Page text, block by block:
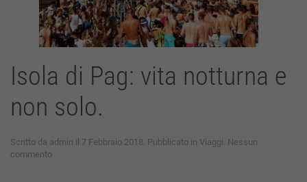
Isola di Pag: vita notturna e
non solo.
Scritto da admin il 7 Febbraio 2018. Pubblicato in Viaggi. Nessun
commentosu